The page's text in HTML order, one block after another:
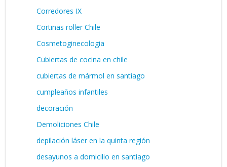
Corredores IX
Cortinas roller Chile
Cosmetoginecologia
Cubiertas de cocina en chile
cubiertas de mármol en santiago
cumpleaños infantiles
decoración
Demoliciones Chile
depilación láser en la quinta región
desayunos a domicilio en santiago